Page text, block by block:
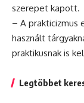
szerepet kapott.
– A prakticizmus
használt
praktikusnak is
Legtöbbet